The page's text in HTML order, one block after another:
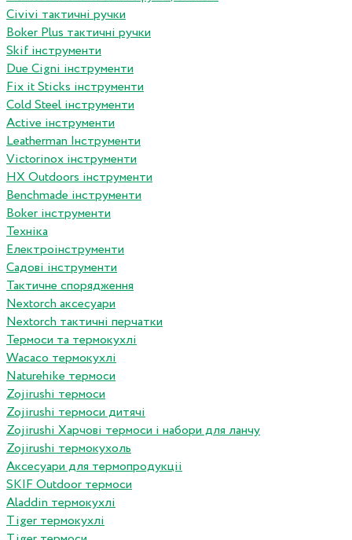
Сivivi тактичні ручки
Boker Plus тактичні ручки
Skif інструменти
Due Cigni інструменти
Fix it Sticks інструменти
Сold Steel інструменти
Active інструменти
Leatherman Інструменти
Victorinox інструменти
HX Outdoors інструменти
Benchmade інструменти
Boker інструменти
Техніка
Електроінструменти
Садові інструменти
Тактичне спорядження
Nextorch аксесуари
Nextorch тактичні перчатки
Термоси та термокухлі
Wacaco термокухлі
Naturehike термоси
Zojirushi термоси
Zojirushi термоси дитячі
Zojirushi Харчові термоси і набори для ланчу
Zojirushi термокухоль
Аксесуари для термопродукціі
SKIF Outdoor термоси
Aladdin термокухлі
Tiger термокухлі